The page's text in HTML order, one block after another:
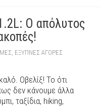
Ο απόλυτος
ΕΞΥΠΝΕΣ ΑΓΟΡΕΣ
Οβελίξ! Το ότι
δεν κάνουμε άλλα
ταξίδια, hiking,